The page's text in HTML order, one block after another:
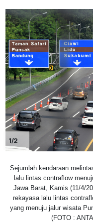
1/2
Sejumlah kendaraan
lalu lintas contraflow
Jawa Barat, Kamis (11/4/
rekayasa lalu lintas
yang menuju jalur wisata
(FOTO :